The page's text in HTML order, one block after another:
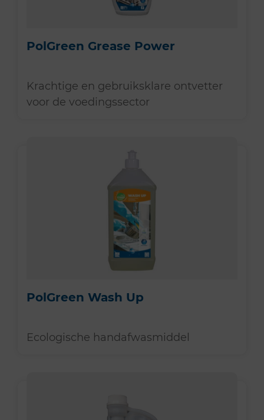
PolGreen Grease Power
Krachtige en gebruiksklare ontvetter
voor de voedingssector
PolGreen Wash Up
Ecologische handafwasmiddel